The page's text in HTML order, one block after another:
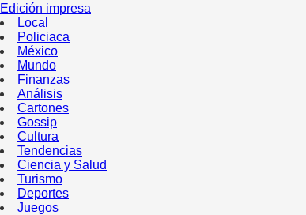
Edición impresa
Local
Policiaca
México
Mundo
Finanzas
Análisis
Cartones
Gossip
Cultura
Tendencias
Ciencia y Salud
Turismo
Deportes
Juegos